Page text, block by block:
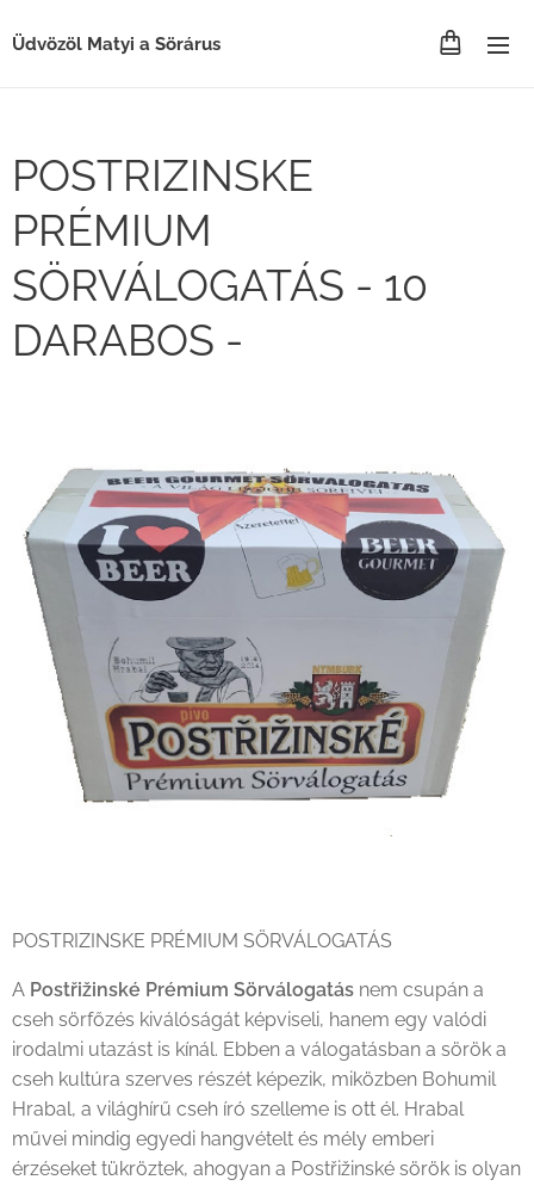
Üdvözöl Matyi a Sörárus
POSTRIZINSKE
PRÉMIUM
SÖRVÁLOGATÁS - 10
DARABOS -
POSTRIZINSKE PRÉMIUM SÖRVÁLOGATÁS
A Postřižinské Prémium Sörválogatás nem csupán a
cseh sörfőzés kiválóságát képviseli, hanem egy valódi
irodalmi utazást is kínál. Ebben a válogatásban a sörök a
cseh kultúra szerves részét képezik, miközben Bohumil
Hrabal, a világhírű cseh író szelleme is ott él. Hrabal
művei mindig egyedi hangvételt és mély emberi
érzéseket tükröztek, ahogyan a Postřižinské sörök is olyan